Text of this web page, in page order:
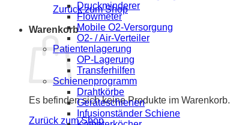
Zurück zum Shop
Warenkorb
Es befinden sich keine Produkte im Warenkorb.
Zurück zum Shop
Druckminderer
Flowmeter
Mobile O2-Versorgung
O2- / Air-Verteiler
Patientenlagerung
OP-Lagerung
Transferhilfen
Schienenprogramm
Drahtkörbe
Geräteschienen
Infusionständer Schiene